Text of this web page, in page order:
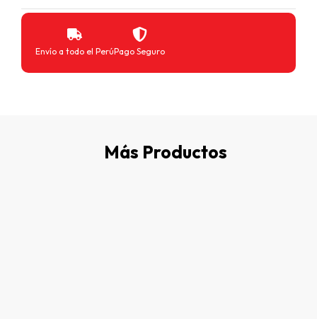
Envío a todo el PerúPago Seguro
Más Productos